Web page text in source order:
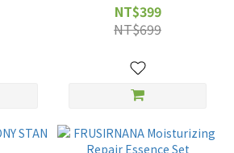
NT$399
NT$699